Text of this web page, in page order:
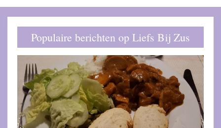
Populaire berichten op Liefs Bij Zus